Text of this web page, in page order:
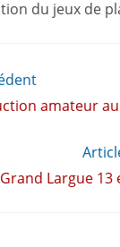
du jeux de
amateur au
Largue 13